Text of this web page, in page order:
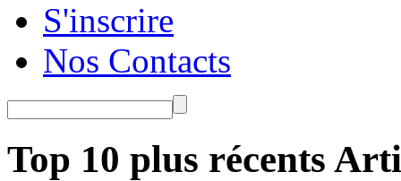
S'inscrire
Nos Contacts
Top 10 plus récents